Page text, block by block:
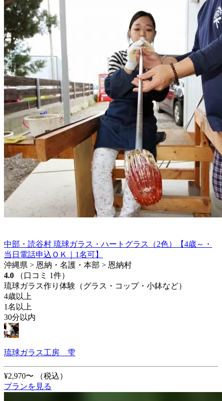
中部・読谷村 琉球ガラス・ハートグラス（2色）【4歳～・
当日電話申込ＯＫ｜1名可】
沖縄県 > 恩納・名護・本部 > 恩納村
4.0
（口コミ 1件）
琉球ガラス作り体験（グラス・コップ・小鉢など）
4歳以上
1名以上
30分以内
琉球ガラス工房 雫
¥2,970〜
（税込）
プランを見る